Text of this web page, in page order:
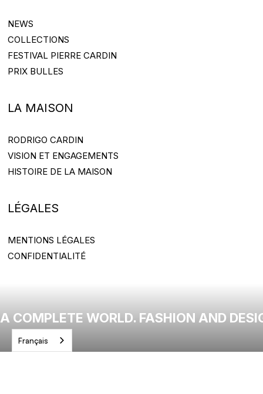
NEWS
NEWS
COLLECTIONS
COLLECTIONS
FESTIVAL PIERRE CARDIN
FESTIVAL PIERRE CARDIN
PRIX BULLES
LA MAISON
RODRIGO CARDIN
RODRIGO CARDIN
VISION ET ENGAGEMENTS
VISION ET ENGAGEMENTS
HISTOIRE DE LA MAISON
LÉGALES
MENTIONS LÉGALES
MENTIONS LÉGALES
CONFIDENTIALITÉ
A COMPLETE WORLD. FASHION AND
Français